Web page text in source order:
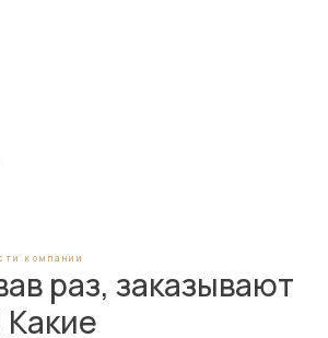
компании
раз, заказывают
Какие